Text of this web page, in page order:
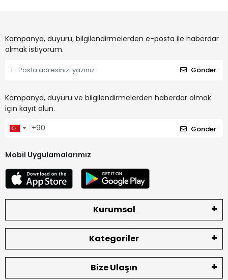
Kampanya, duyuru, bilgilendirmelerden e-posta ile haberdar
olmak istiyorum.
Gönder
Kampanya, duyuru ve bilgilendirmelerden haberdar olmak
için kayıt olun.
Gönder
Mobil Uygulamalarımız
Kurumsal
Kategoriler
Bize Ulaşın